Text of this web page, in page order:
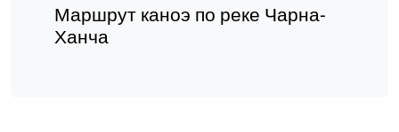
Маршрут каноэ по реке Чарна-
Ханча